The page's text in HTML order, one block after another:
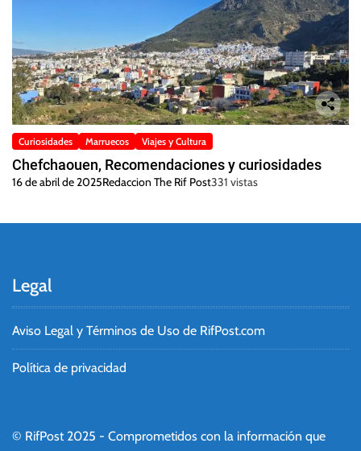
Curiosidades Marruecos Viajes y Cultura
Chefchaouen, Recomendaciones y curiosidades
16 de abril de 2025Redaccion The Rif Post331 vistas
Legal
Aviso Legal y Términos de Uso de RifPost.com
Política de privacidad
© RifPost 2025 - Comprometidos con la información que